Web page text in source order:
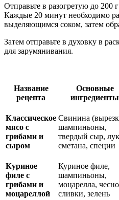
Отправьте в разогретую до 200
Каждые 20 минут необходимо
выделяющимся соком, затем
Затем отправьте в духовку в
для зарумянивания.
Название
рецепта
Основные
ингредиенты
Классическое
мясо с
грибами и
сыром
Свинина
шампиньоны,
твердый сыр,
сметана, специи
Куриное
филе с
грибами и
моцареллой
Куриное филе,
шампиньоны,
моцарелла,
сливки, зелень